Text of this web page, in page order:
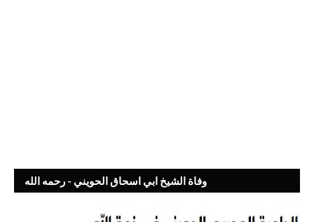
وفاة الشيخ ابي اسحاق الحويني - رحمه الله